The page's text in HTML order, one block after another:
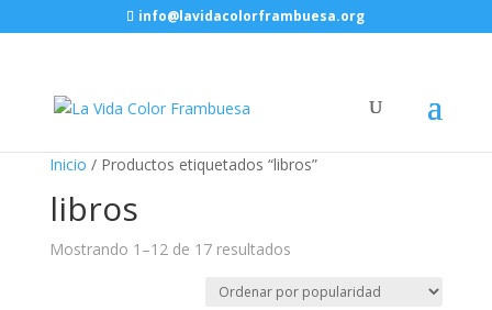
info@lavidacolorframbuesa.org
Inicio / Productos etiquetados “libros”
libros
Mostrando 1–12 de 17 resultadosOrdenado
popularidad